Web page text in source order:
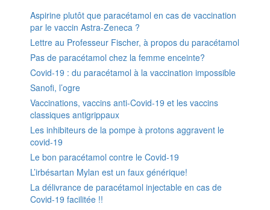
Aspirine plutôt que paracétamol en cas de vaccination
par le vaccin Astra-Zeneca ?
Lettre au Professeur Fischer, à propos du paracétamol
Pas de paracétamol chez la femme enceinte?
Covid-19 : du paracétamol à la vaccination impossible
Sanofi, l’ogre
Vaccinations, vaccins anti-Covid-19 et les vaccins
classiques antigrippaux
Les inhibiteurs de la pompe à protons aggravent le
covid-19
Le bon paracétamol contre le Covid-19
L’irbésartan Mylan est un faux générique!
La délivrance de paracétamol injectable en cas de
Covid-19 facilitée !!